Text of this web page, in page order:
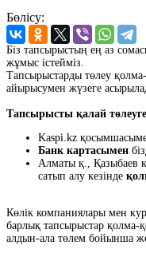
Бөлісу:
Біз тапсырыстың ең аз
жұмыс істейміз.
Тапсырыстарды төлеу
айырысумен жүзеге
Тапсырысты қалай
Kaspi.kz
Банк картасымен
Алматы қ., Қазыбаев
сатып алу кезінде
Көлік компаниялары мен
барлық тапсырыстар
алдын-ала төлем бойынша